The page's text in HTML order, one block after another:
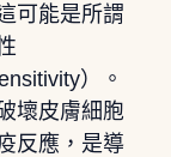
可能是所謂
）。
壞皮膚細胞
反應，是導